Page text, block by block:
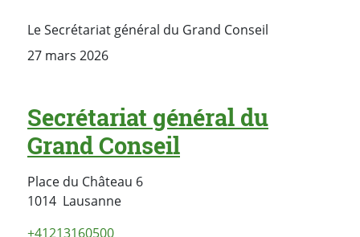
Le Secrétariat général du Grand Conseil
27 mars 2026
Secrétariat général du
Grand Conseil
Place du Château 6
1014 LausanneSuisse
+41213160500